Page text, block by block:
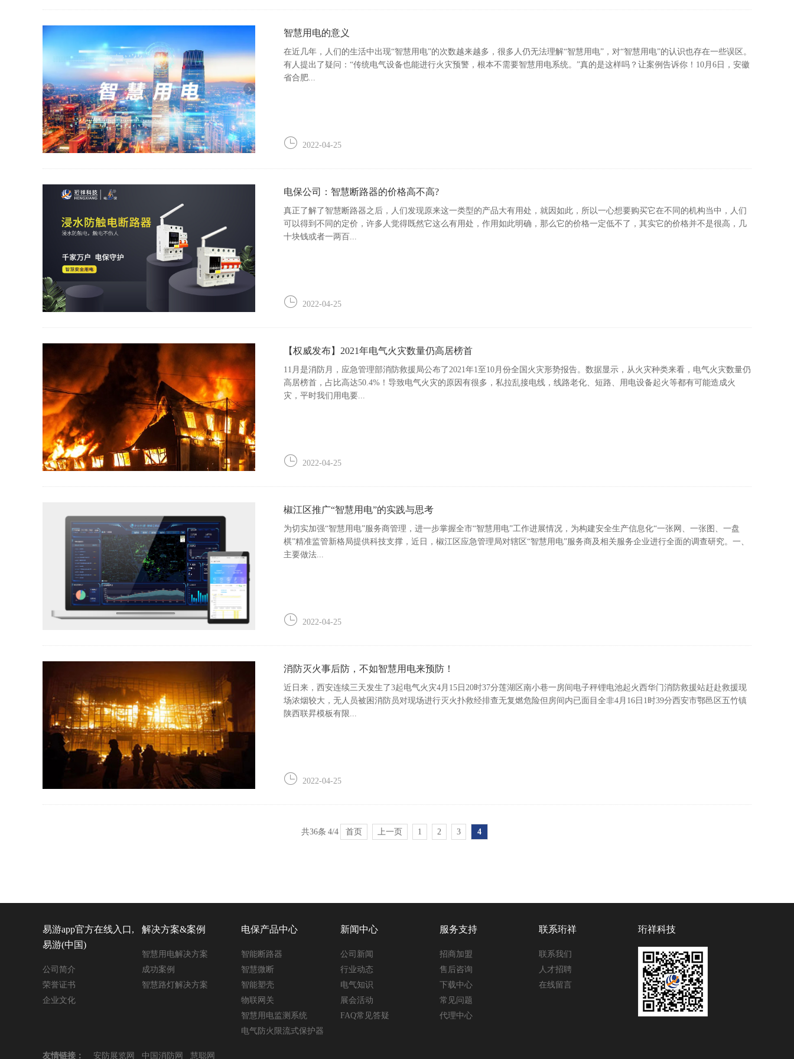
智慧用电的意义
在近几年，人们的生活中出现“智慧用电”的次数越来越多，很多人仍无法理解“智慧用电”，对“智慧用电”的认识也存在一些误区。
有人提出了疑问：“传统电气设备也能进行火灾预警，根本不需要智慧用电系统。”真的是这样吗？让案例告诉你！10月6日，安徽
省合肥...
2022-04-25
电保公司：智慧断路器的价格高不高?
真正了解了智慧断路器之后，人们发现原来这一类型的产品大有用处，就因如此，所以一心想要购买它在不同的机构当中，人们
可以得到不同的定价，许多人觉得既然它这么有用处，作用如此明确，那么它的价格一定低不了，其实它的价格并不是很高，几
十块钱或者一两百...
2022-04-25
【权威发布】2021年电气火灾数量仍高居榜首
11月是消防月，应急管理部消防救援局公布了2021年1至10月份全国火灾形势报告。数据显示，从火灾种类来看，电气火灾数量仍
高居榜首，占比高达50.4%！导致电气火灾的原因有很多，私拉乱接电线，线路老化、短路、用电设备起火等都有可能造成火
灾，平时我们用电要...
2022-04-25
椒江区推广“智慧用电”的实践与思考
为切实加强“智慧用电”服务商管理，进一步掌握全市“智慧用电”工作进展情况，为构建安全生产信息化“一张网、一张图、一盘
棋”精准监管新格局提供科技支撑，近日，椒江区应急管理局对辖区“智慧用电”服务商及相关服务企业进行全面的调查研究。一、
主要做法...
2022-04-25
消防灭火事后防，不如智慧用电来预防！
近日来，西安连续三天发生了3起电气火灾4月15日20时37分莲湖区南小巷一房间电子秤锂电池起火西华门消防救援站赶赴救援现
场浓烟较大，无人员被困消防员对现场进行灭火扑救经排查无复燃危险但房间内已面目全非4月16日1时39分西安市鄂邑区五竹镇
陕西联昇模板有限...
2022-04-25
共36条 4/4 首页 上一页 1 2 3 4
易游app官方在线入口,
易游(中国)
公司简介
荣誉证书
企业文化
解决方案&案例
智慧用电解决方案
成功案例
智慧路灯解决方案
电保产品中心
智能断路器
智慧微断
智能塑壳
物联网关
智慧用电监测系统
电气防火限流式保护器
新闻中心
公司新闻
行业动态
电气知识
展会活动
FAQ常见答疑
服务支持
招商加盟
售后咨询
下载中心
常见问题
代理中心
联系珩祥
联系我们
人才招聘
在线留言
珩祥科技
友情链接： 安防展览网 中国消防网 慧聪网